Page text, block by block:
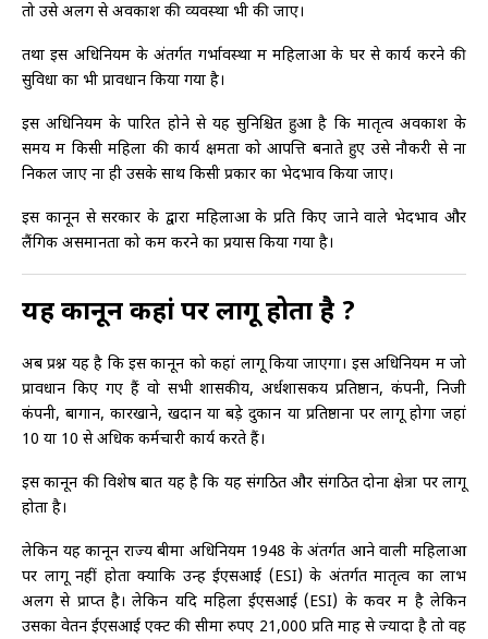
तो उसे अलग से अवकाश की व्यवस्था भी की जाए।
तथा इस अधिनियम के अंतर्गत गर्भावस्था में महिलाओं के घर से कार्य करने की
सुविधा का भी प्रावधान किया गया है।
इस अधिनियम के पारित होने से यह सुनिश्चित हुआ है कि मातृत्व अवकाश के
समय में किसी महिला की कार्य क्षमता को आपत्ति बनाते हुए उसे नौकरी से ना
निकल जाए ना ही उसके साथ किसी प्रकार का भेदभाव किया जाए।
इस कानून से सरकार के द्वारा महिलाओं के प्रति किए जाने वाले भेदभाव और
लैंगिक असमानता को कम करने का प्रयास किया गया है।
यह कानून कहां पर लागू होता है ?
अब प्रश्न यह है कि इस कानून को कहां लागू किया जाएगा। इस अधिनियम में जो
प्रावधान किए गए हैं वो सभी शासकीय, अर्धशासकय प्रतिष्ठान, कंपनी, निजी
कंपनी, बागान, कारखाने, खदान या बड़े दुकान या प्रतिष्ठानों पर लागू होगा जहां
10 या 10 से अधिक कर्मचारी कार्य करते हैं।
इस कानून की विशेष बात यह है कि यह संगठित और संगठित दोनों क्षेत्रों पर लागू
होता है।
लेकिन यह कानून राज्य बीमा अधिनियम 1948 के अंतर्गत आने वाली महिलाओं
पर लागू नहीं होता क्योंकि उन्हें ईएसआई (ESI) के अंतर्गत मातृत्व का लाभ
अलग से प्राप्त है। लेकिन यदि महिला ईएसआई (ESI) के कवर में है लेकिन
उसका वेतन ईएसआई एक्ट की सीमा रुपए 21,000 प्रति माह से ज्यादा है तो वह